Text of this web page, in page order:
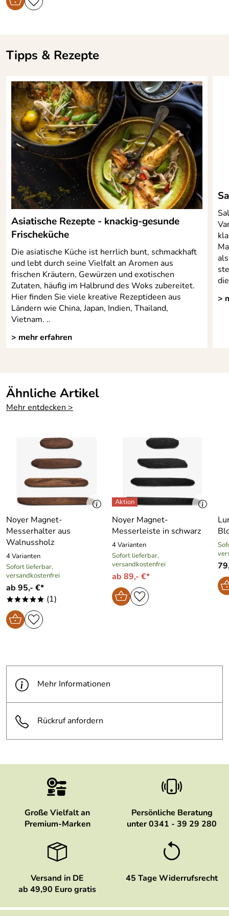
für ca. 5-6 Messer
Tipps & Rezepte
Asiatische Rezepte - knackig-gesunde
Frischeküche
Die asiatische Küche ist herrlich bunt, schmackhaft
und lebt durch seine Vielfalt an Aromen aus
frischen Kräutern, Gewürzen und exotischen
Zutaten, häufig im Halbrund des Woks zubereitet.
Hier finden Sie viele kreative Rezeptideen aus
Ländern wie China, Japan, Indien, Thailand,
Vietnam. ..
> mehr erfahren
>
Ähnliche Artikel
Mehr entdecken >
Noyer Magnet-
Messerhalter aus
Walnussholz
4 Varianten
Sofort lieferbar,
versandkostenfrei
ab 95,- €*
***** (1)
Noyer Magnet-
Messerleiste in schwarz
4 Varianten
Sofort lieferbar,
versandkostenfrei
ab 89,- €*
Mehr Informationen
Rückruf anfordern
Große Vielfalt an
Premium-Marken
Persönliche Beratung
unter 0341 - 39 29 280
Versand in DE
ab 49,90 Euro gratis
45 Tage Widerrufsrecht